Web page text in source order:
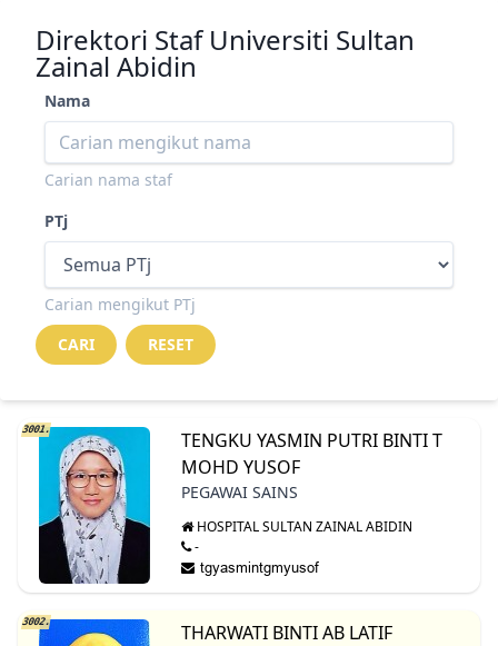
Direktori Staf Universiti Sultan
Zainal Abidin
Nama
Carian nama staf
PTj
Carian mengikut PTj
3001.
TENGKU YASMIN PUTRI BINTI T
MOHD YUSOF
PEGAWAI SAINS
HOSPITAL SULTAN ZAINAL ABIDIN
-
3002. THARWATI BINTI AB LATIF